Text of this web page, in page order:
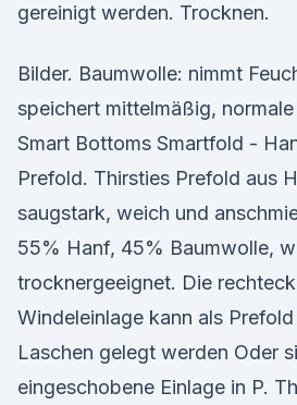
gereinigt werden. Trocknen.
Bilder. Baumwolle: nimmt
speichert mittelmäßig,
Smart Bottoms Smartfold -
Prefold. Thirsties Prefold aus
saugstark, weich und
55% Hanf, 45% Baumwolle,
trocknergeeignet. Die
Windeleinlage kann als
Laschen gelegt werden Oder
eingeschobene Einlage in P.